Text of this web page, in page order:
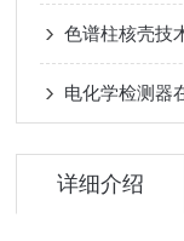
色谱柱核壳技
详细介绍